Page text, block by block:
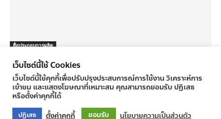
สื่อประกอบการผลิต
รวมเสียง นก “นกเขา”
ครูทูเดย์ ข่าวการศึกษา - 08/12/2020
เว็บไซต์นี้ใช้ Cookies
เว็บไซต์นี้ใช้คุกกี้เพื่อปรับปรุงประสบการณ์การใช้งาน วิเคราะห์การ
เข้าชม และแสดงโฆษณาที่เหมาะสม คุณสามารถยอมรับ ปฏิเสธ
หรือตั้งค่าคุกกี้ได้
ปฏิเสธ ตั้งค่าคุกกี้ ยอมรับ นโยบายความเป็นส่วนตัว